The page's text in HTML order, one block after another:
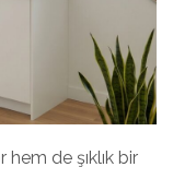
de şıklık bir